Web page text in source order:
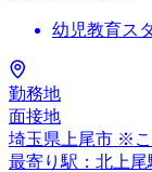
幼児教育ス
勤務地
面接地
埼玉県上尾市 ※こ
最寄り駅：北上尾